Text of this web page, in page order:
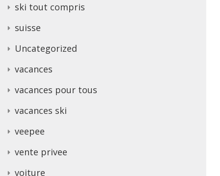
ski tout compris
suisse
Uncategorized
vacances
vacances pour tous
vacances ski
veepee
vente privee
voiture